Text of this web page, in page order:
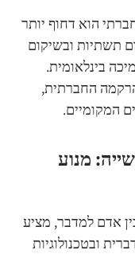
הוא דחוף יותר
תשתיות ובשיקום
בינלאומית.
הרקמה החברתית,
המקומיים.
מנוע
אדם למדבר, מציע
ובטכנולוגיות